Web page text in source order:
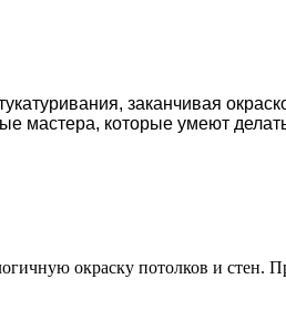
заканчивая
мастера, которые умеют
окраску потолков и стен.